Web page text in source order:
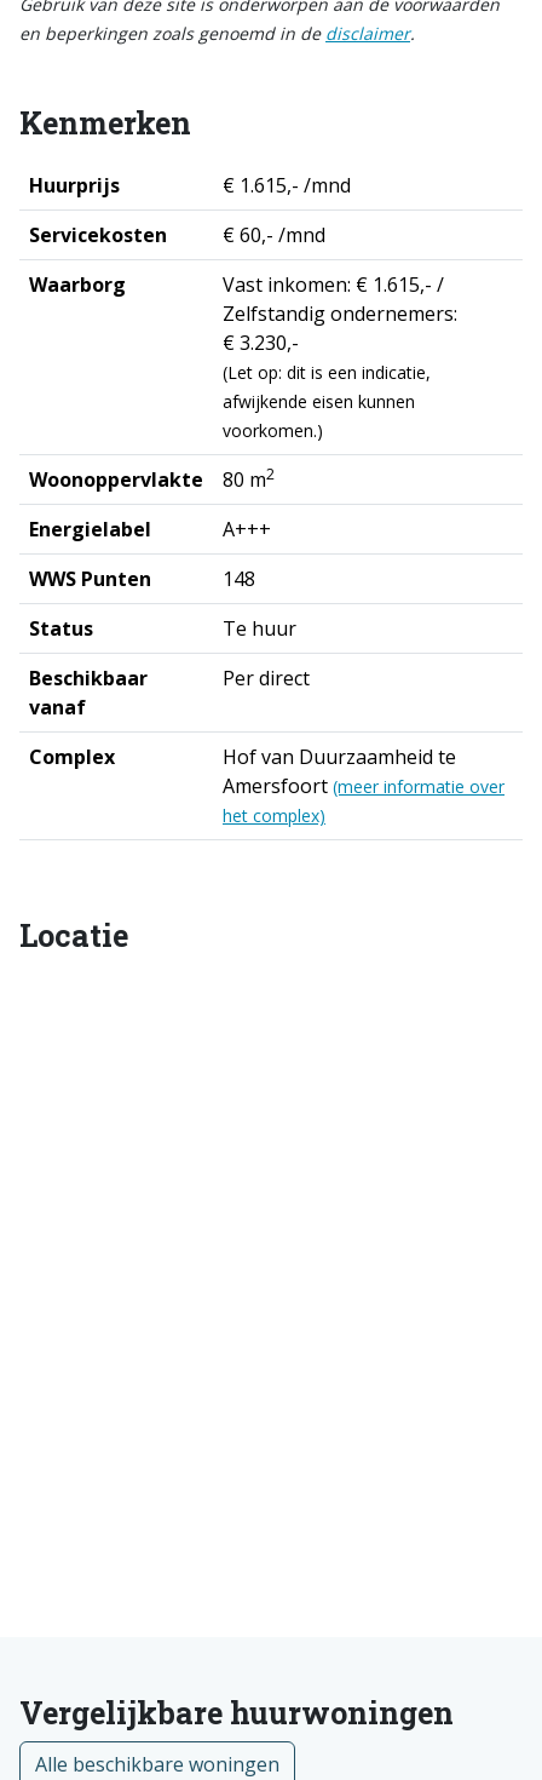
Gebruik van deze site is onderworpen aan de voorwaarden
en beperkingen zoals genoemd in de disclaimer.
Kenmerken
Huurprijs
€ 1.615,- /mnd
Servicekosten
€ 60,- /mnd
Waarborg
Vast inkomen: € 1.615,- /
Zelfstandig ondernemers:
€ 3.230,-
(Let op: dit is een indicatie,
afwijkende eisen kunnen
voorkomen.)
Woonoppervlakte 80 m2
Energielabel
A+++
WWS Punten
148
Status
Te huur
Beschikbaar
vanaf
Per direct
Complex
Hof van Duurzaamheid te
Amersfoort (meer informatie over
het complex)
Locatie
Vergelijkbare huurwoningen
Alle beschikbare woningen